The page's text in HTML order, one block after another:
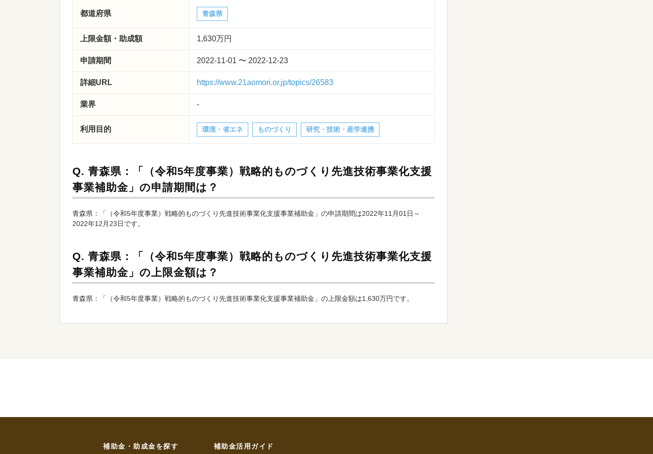
都道府県 青森県
上限金額・助成額 1,630万円
申請期間 2022-11-01 〜 2022-12-23
詳細URL https://www.21aomori.or.jp/topics/26583
業界 -
利用目的 環境・省エネ ものづくり 研究・技術・産学連携
Q. 青森県：「（令和5年度事業）戦略的ものづくり先進技術事業化支援
事業補助金」の申請期間は？
青森県：「（令和5年度事業）戦略的ものづくり先進技術事業化支援事業補助金」の申請期間は2022年11月01日～
2022年12月23日です。
Q. 青森県：「（令和5年度事業）戦略的ものづくり先進技術事業化支援
事業補助金」の上限金額は？
青森県：「（令和5年度事業）戦略的ものづくり先進技術事業化支援事業補助金」の上限金額は1,630万円です。
補助金・助成金を探す 補助金活用ガイド